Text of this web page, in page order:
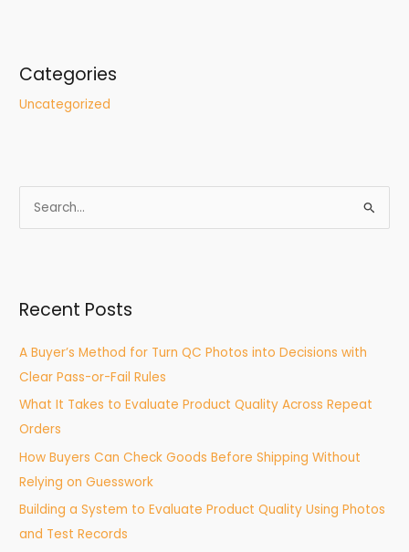
Categories
Uncategorized
e
c
f
o
r
:
Recent Posts
A Buyer’s Method for Turn QC Photos into Decisions with
Clear Pass-or-Fail Rules
What It Takes to Evaluate Product Quality Across Repeat
Orders
How Buyers Can Check Goods Before Shipping Without
Relying on Guesswork
Building a System to Evaluate Product Quality Using Photos
and Test Records